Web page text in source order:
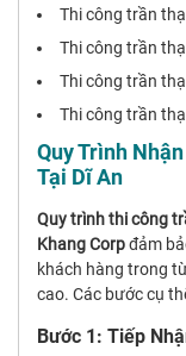
Thi công trần
Thi công trần
Thi công trần
Thi công trần
Quy Trình
Tại Dĩ An
Quy trình thi công
Khang Corpđảm
khách hàng trong
cao. Các bước cụ
Bước 1: Tiếp